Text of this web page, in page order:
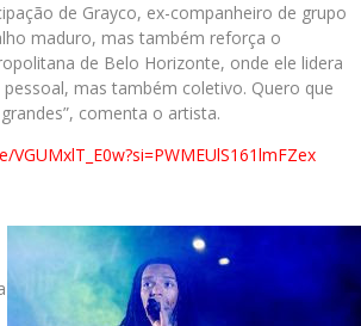
de Grayco, ex-companheiro de grupo
maduro, mas também reforça o
de Belo Horizonte, onde ele lidera
mas também coletivo. Quero que
comenta o artista.
VGUMxlT_E0w?si=PWMEUlS161lmFZex